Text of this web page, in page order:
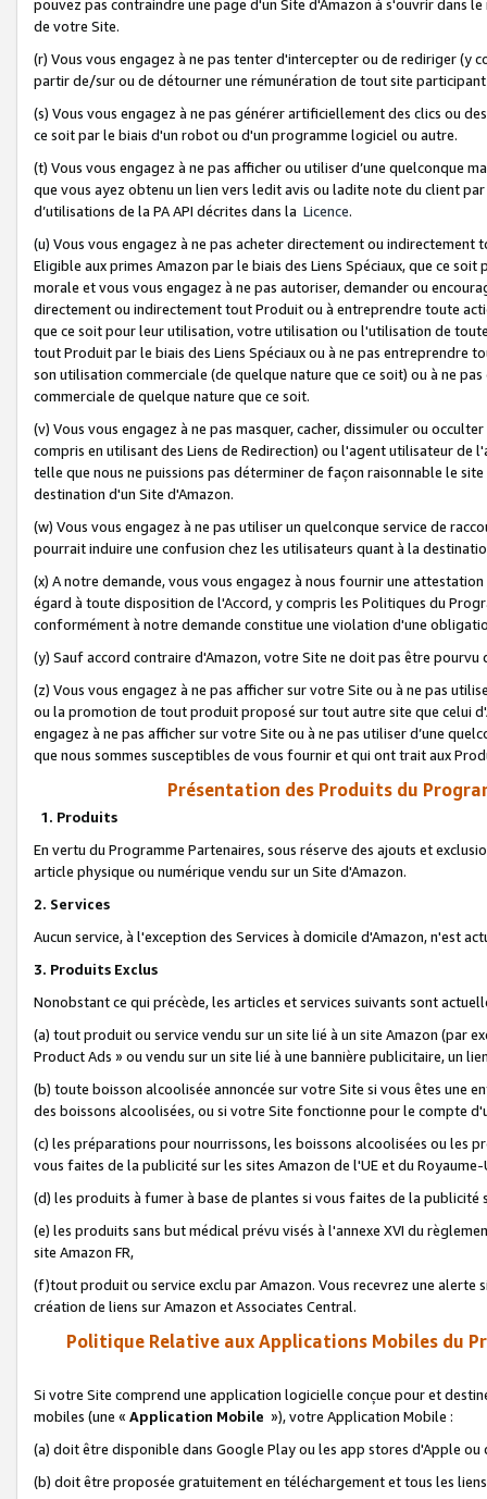
pouvez pas contraindre une page d'un Site d'Amazon à s'ouvrir dans
de votre Site.
(r) Vous vous engagez à ne pas tenter d'intercepter ou de rediriger
partir de/sur ou de détourner une rémunération de tout site
(s) Vous vous engagez à ne pas générer artificiellement des clics ou
ce soit par le biais d'un robot ou d'un programme logiciel ou autre.
(t) Vous vous engagez à ne pas afficher ou utiliser d’une quelconque
que vous ayez obtenu un lien vers ledit avis ou ladite note du client
d’utilisations de la PA API décrites dans la Licence.
(u) Vous vous engagez à ne pas acheter directement ou
Eligible aux primes Amazon par le biais des Liens Spéciaux, que ce
morale et vous vous engagez à ne pas autoriser, demander ou
directement ou indirectement tout Produit ou à entreprendre toute
que ce soit pour leur utilisation, votre utilisation ou l'utilisation de
tout Produit par le biais des Liens Spéciaux ou à ne pas entreprendre
son utilisation commerciale (de quelque nature que ce soit) ou à ne
commerciale de quelque nature que ce soit.
(v) Vous vous engagez à ne pas masquer, cacher, dissimuler ou
compris en utilisant des Liens de Redirection) ou l'agent utilisateur
telle que nous ne puissions pas déterminer de façon raisonnable le
destination d'un Site d'Amazon.
(w) Vous vous engagez à ne pas utiliser un quelconque service de
pourrait induire une confusion chez les utilisateurs quant à la
(x) A notre demande, vous vous engagez à nous fournir une
égard à toute disposition de l'Accord, y compris les Politiques du
conformément à notre demande constitue une violation d'une
(y) Sauf accord contraire d'Amazon, votre Site ne doit pas être
(z) Vous vous engagez à ne pas afficher sur votre Site ou à ne pas
ou la promotion de tout produit proposé sur tout autre site que celui
engagez à ne pas afficher sur votre Site ou à ne pas utiliser d’une
que nous sommes susceptibles de vous fournir et qui ont trait aux
Présentation des Produits du
1. Produits
En vertu du Programme Partenaires, sous réserve des ajouts et
article physique ou numérique vendu sur un Site d'Amazon.
2. Services
Aucun service, à l'exception des Services à domicile d'Amazon, n'est
3. Produits Exclus
Nonobstant ce qui précède, les articles et services suivants sont
(a) tout produit ou service vendu sur un site lié à un site Amazon (par
Product Ads » ou vendu sur un site lié à une bannière publicitaire, un
(b) toute boisson alcoolisée annoncée sur votre Site si vous êtes une
des boissons alcoolisées, ou si votre Site fonctionne pour le compte
(c) les préparations pour nourrissons, les boissons alcoolisées ou les
vous faites de la publicité sur les sites Amazon de l'UE et du Royaume-
(d) les produits à fumer à base de plantes si vous faites de la publicité
(e) les produits sans but médical prévu visés à l'annexe XVI du
site Amazon FR,
(f)tout produit ou service exclu par Amazon. Vous recevrez une alerte
création de liens sur Amazon et Associates Central.
Politique Relative aux Applications Mobiles du
Si votre Site comprend une application logicielle conçue pour et
mobiles (une « Application Mobile »), votre Application Mobile :
(a) doit être disponible dans Google Play ou les app stores d'Apple ou
(b) doit être proposée gratuitement en téléchargement et tous les